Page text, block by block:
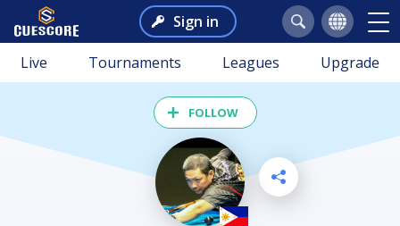
Sign in
Live Tournaments Leagues Upgrade
FOLLOW